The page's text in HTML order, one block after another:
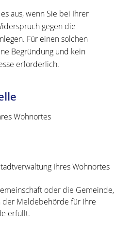
aus, wenn Sie bei Ihrer
gegen die
Für einen solchen
Begründung und kein
erforderlich.
Wohnortes
Ihres Wohnortes
oder die Gemeinde,
der Meldebehörde für Ihre
erfüllt.